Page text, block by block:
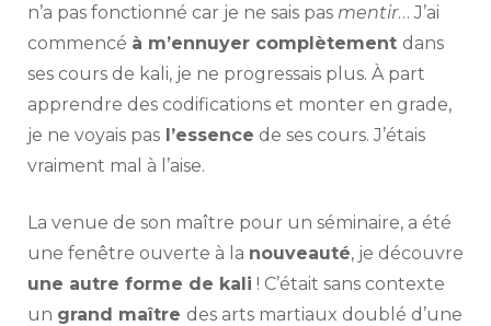
n’a pas fonctionné car je ne sais pas mentir… J’ai
commencé à m’ennuyer complètement dans
ses cours de kali, je ne progressais plus. À part
apprendre des codifications et monter en grade,
je ne voyais pas l’essence de ses cours. J’étais
vraiment mal à l’aise.
La venue de son maître pour un séminaire, a été
une fenêtre ouverte à la nouveauté, je découvre
une autre forme de kali ! C’était sans contexte
un grand maître des arts martiaux doublé d’une